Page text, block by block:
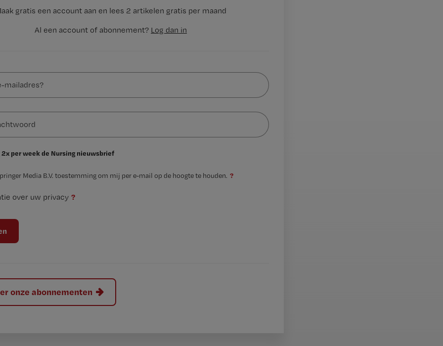
gratis een account aan en lees 2 artikelen gratis per maand
Al een account of abonnement? Log dan in
2x per week de Nursing nieuwsbrief
Media B.V. toestemming om mij per e-mail op de hoogte te houden. ?
over uw privacy ?
onze abonnementen